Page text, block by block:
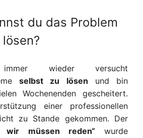
du das Problem
immer wieder versucht
selbst zu lösen und bin
Wochenenden gescheitert.
einer professionellen
zu Stande gekommen. Der
wir müssen reden“ wurde